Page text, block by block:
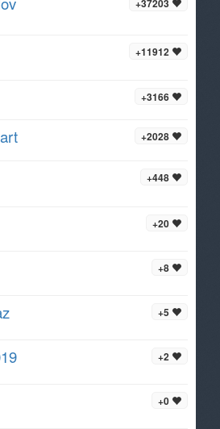
+11912
+3166
+2028
+448
+20
+8
+5
+2
+0